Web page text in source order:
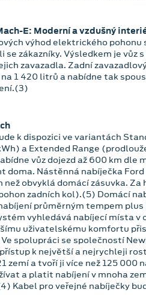
E: Moderní a vzdušný
výhod elektrického
se zákazníky. Výsledkem je vůz
zavazadla. Zadní
1 420 litrů a nabídne tak
k dispozici ve variantách
a Extended Range
vůz dojezd až 600 km
doma. Nástěnná nabíječka
než obvyklá domácí zásuvka.
zadních kol).(5) Domácí
průměrným tempem plus
vyhledává nabíjecí místa v
uživatelskému komfortu
spolupráci se společností
k největší a nejrychleji
zemí a tvoří ji více než 125 000
a platit nabíjení v mnoha
Kabel pro veřejné nabíječky